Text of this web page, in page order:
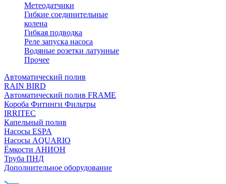
Метеодатчики
Гибкие соединительные
колена
Гибкая подводка
Реле запуска насоса
Водяные розетки латунные
Прочее
Автоматический полив
RAIN BIRD
Автоматический полив FRAME
Короба Фитинги Фильтры
IRRITEC
Капельный полив
Насосы ESPA
Насосы AQUARIO
Ёмкости АНИОН
Труба ПНД
Дополнительное оборудование